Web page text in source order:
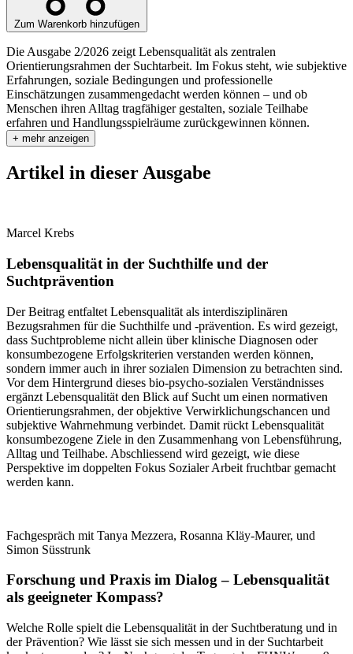
Zum Warenkorb hinzufügen
Die Ausgabe 2/2026 zeigt Lebensqualität als zentralen
Orientierungsrahmen der Suchtarbeit. Im Fokus steht, wie subjektive
Erfahrungen, soziale Bedingungen und professionelle
Einschätzungen zusammengedacht werden können – und ob
Menschen ihren Alltag tragfähiger gestalten, soziale Teilhabe
erfahren und Handlungsspielräume zurückgewinnen können.
+ mehr anzeigen
Artikel in dieser Ausgabe
Marcel Krebs
Lebensqualität in der Suchthilfe und der
Suchtprävention
Der Beitrag entfaltet Lebensqualität als interdisziplinären
Bezugsrahmen für die Suchthilfe und -prävention. Es wird gezeigt,
dass Suchtprobleme nicht allein über klinische Diagnosen oder
konsumbezogene Erfolgskriterien verstanden werden können,
sondern immer auch in ihrer sozialen Dimension zu betrachten sind.
Vor dem Hintergrund dieses bio-psycho-sozialen Verständnisses
ergänzt Lebensqualität den Blick auf Sucht um einen normativen
Orientierungsrahmen, der objektive Verwirklichungschancen und
subjektive Wahrnehmung verbindet. Damit rückt Lebensqualität
konsumbezogene Ziele in den Zusammenhang von Lebensführung,
Alltag und Teilhabe. Abschliessend wird gezeigt, wie diese
Perspektive im doppelten Fokus Sozialer Arbeit fruchtbar gemacht
werden kann.
Fachgespräch mit Tanya Mezzera, Rosanna Kläy-Maurer, und
Simon Süsstrunk
Forschung und Praxis im Dialog – Lebensqualität
als geeigneter Kompass?
Welche Rolle spielt die Lebensqualität in der Suchtberatung und in
der Prävention? Wie lässt sie sich messen und in der Suchtarbeit